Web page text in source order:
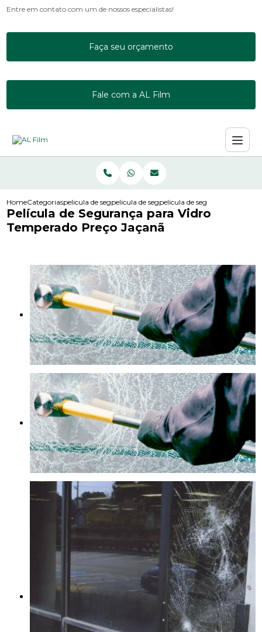
Entre em contato com um de nossos especialistas!
Faça seu orçamento
Fale com a AL Film
HomeCategoriaspelicula de segurancapelicula de seguranca de vidro para empresa
pelicula de seguranca para
Película de Segurança para Vidro
Temperado Preço Jaçanã